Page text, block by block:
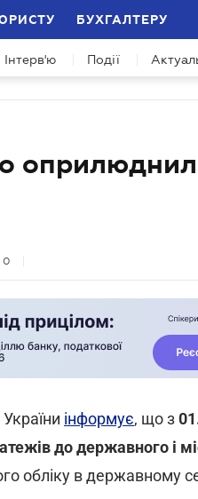
БУХГАЛТЕРУ
Інтерв'ю Події
0
інформує, що з
до державного і
обліку в державному